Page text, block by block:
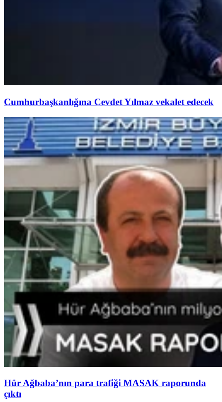
Cumhurbaşkanlığına Cevdet Yılmaz vekalet edecek
Hür Ağbaba’nın para trafiği MASAK raporunda
çıktı